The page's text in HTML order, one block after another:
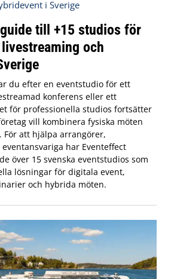
till +15 studios för
och
du efter en eventstudio för ett
konferens eller ett
för professionella studios fortsätter
vill kombinera fysiska möten
För att hjälpa arrangörer,
har Eventeffect
över 15 svenska eventstudios som
lösningar för digitala event,
och hybrida möten.